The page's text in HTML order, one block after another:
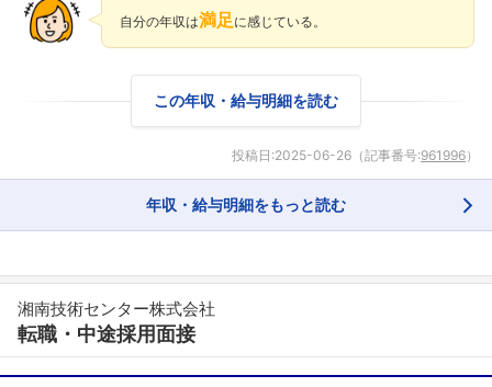
自分の年収は満足 に感じている。
この年収・給与明細を読む
投稿日:2025-06-26 （記事番号:961996）
年収・給与明細をもっと読む
湘南技術センター株式会社
転職・中途採用面接